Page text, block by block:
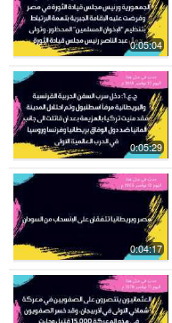
0:05:04
0:05:29
0:04:17